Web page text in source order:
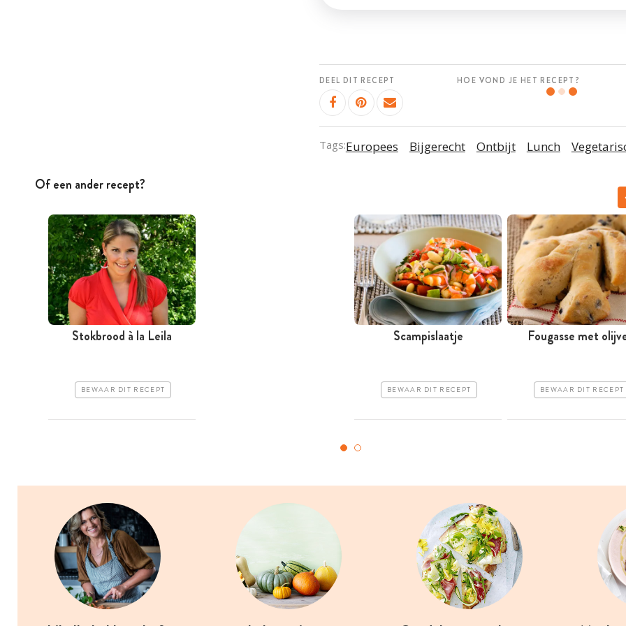
DEEL DIT RECEPT HOE VOND JE HET RECEPT?
Tags:Europees Bijgerecht Ontbijt Lunch
Of een ander recept?
Stokbrood à la Leila
BEWAAR DIT RECEPT
Scampislaatje
BEWAAR DIT RECEPT
Fougasse met
BEWAAR DIT RECEPT